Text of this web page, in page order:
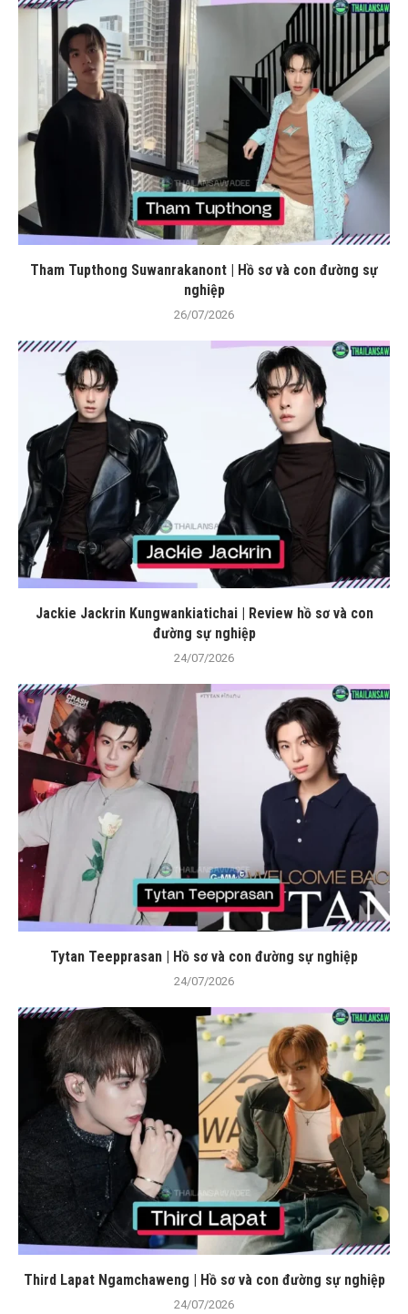
Tham Tupthong Suwanrakanont | Hồ sơ và con đường sự
nghiệp
26/07/2026
Jackie Jackrin Kungwankiatichai | Review hồ sơ và con
đường sự nghiệp
24/07/2026
Tytan Teepprasan | Hồ sơ và con đường sự nghiệp
24/07/2026
Third Lapat Ngamchaweng | Hồ sơ và con đường sự nghiệp
24/07/2026